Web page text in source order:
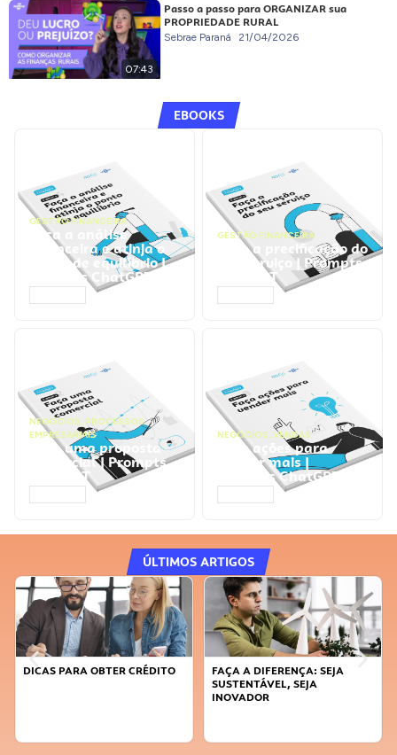
07:43
Passo a passo para ORGANIZAR sua
PROPRIEDADE RURAL
Sebrae Paraná 21/04/2026
EBOOKS
GESTÃO FINANCEIRA
Faça a análise
financeira e atinja o
ponto de equilíbrio |
Prompts ChatGPT
GESTÃO FINANCEIRA
Faça a precificação do
seu serviço | Prompts
ChatGPT
NEGÓCIOS, PROCESSOS
EMPRESARIAIS
Faça uma proposta
comercial | Prompts
ChatGPT
NEGÓCIOS, VENDAS
Faça ações para
vender mais |
Prompts ChatGPT
ÚLTIMOS ARTIGOS
DICAS PARA OBTER CRÉDITO
FAÇA A DIFERENÇA: SEJA
SUSTENTÁVEL, SEJA
INOVADOR